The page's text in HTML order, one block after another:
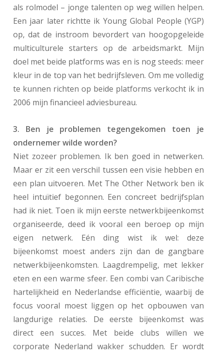
als rolmodel – jonge talenten op weg willen helpen.
Een jaar later richtte ik Young Global People (YGP)
op, dat de instroom bevordert van hoogopgeleide
multiculturele starters op de arbeidsmarkt. Mijn
doel met beide platforms was en is nog steeds: meer
kleur in de top van het bedrijfsleven. Om me volledig
te kunnen richten op beide platforms verkocht ik in
2006 mijn financieel adviesbureau.
3. Ben je problemen tegengekomen toen je
ondernemer wilde worden?
Niet zozeer problemen. Ik ben goed in netwerken.
Maar er zit een verschil tussen een visie hebben en
een plan uitvoeren. Met The Other Network ben ik
heel intuïtief begonnen. Een concreet bedrijfsplan
had ik niet. Toen ik mijn eerste netwerkbijeenkomst
organiseerde, deed ik vooral een beroep op mijn
eigen netwerk. Eén ding wist ik wel: deze
bijeenkomst moest anders zijn dan de gangbare
netwerkbijeenkomsten. Laagdrempelig, met lekker
eten en een warme sfeer. Een combi van Caribische
hartelijkheid en Nederlandse efficiëntie, waarbij de
focus vooral moest liggen op het opbouwen van
langdurige relaties. De eerste bijeenkomst was
direct een succes. Met beide clubs willen we
corporate Nederland wakker schudden. Er wordt